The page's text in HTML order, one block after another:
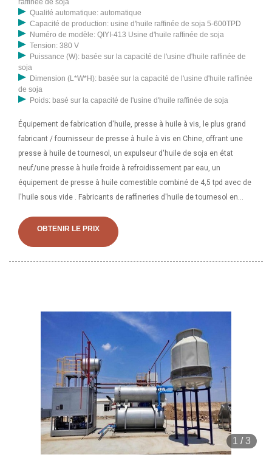
raffinée de soja
Qualité automatique: automatique
Capacité de production: usine d'huile raffinée de soja 5-600TPD
Numéro de modèle: QIYI-413 Usine d'huile raffinée de soja
Tension: 380 V
Puissance (W): basée sur la capacité de l'usine d'huile raffinée de
soja
Dimension (L*W*H): basée sur la capacité de l'usine d'huile raffinée
de soja
Poids: basé sur la capacité de l'usine d'huile raffinée de soja
Équipement de fabrication d'huile, presse à huile à vis, le plus grand
fabricant / fournisseur de presse à huile à vis en Chine, offrant une
presse à huile de tournesol, un expulseur d'huile de soja en état
neuf/une presse à huile froide à refroidissement par eau, un
équipement de presse à huile comestible combiné de 4,5 tpd avec de
l'huile sous vide . Fabricants de raffineries d'huile de tournesol en
tournesol de haute qualité au meilleur prix auprès de fabricants
chinois certifiés de raffineries d'huile, de fournisseurs de presses à
OBTENIR LE PRIX
1 /3